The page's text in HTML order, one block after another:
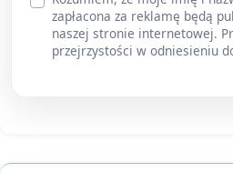
zapłacona za reklamę będą
naszej stronie internetowej.
przejrzystości w odniesieniu